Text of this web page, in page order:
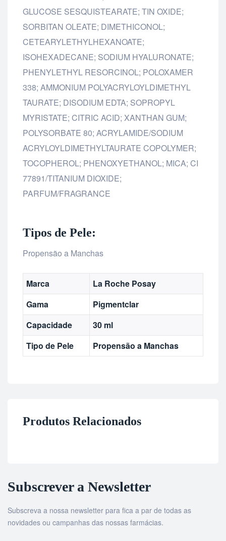
GLUCOSE SESQUISTEARATE; TIN OXIDE;
SORBITAN OLEATE; DIMETHICONOL;
CETEARYLETHYLHEXANOATE;
ISOHEXADECANE; SODIUM HYALURONATE;
PHENYLETHYL RESORCINOL; POLOXAMER
338; AMMONIUM POLYACRYLOYLDIMETHYL
TAURATE; DISODIUM EDTA; SOPROPYL
MYRISTATE; CITRIC ACID; XANTHAN GUM;
POLYSORBATE 80; ACRYLAMIDE/SODIUM
ACRYLOYLDIMETHYLTAURATE COPOLYMER;
TOCOPHEROL; PHENOXYETHANOL; MICA; CI
77891/TITANIUM DIOXIDE;
PARFUM/FRAGRANCE
Tipos de Pele:
Propensão a Manchas
Marca
La Roche Posay
Gama
Pigmentclar
Capacidade
30 ml
Tipo de Pele
Propensão a Manchas
Produtos Relacionados
Subscrever a Newsletter
Subscreva a nossa newsletter para fica a par de todas as
novidades ou campanhas das nossas farmácias.